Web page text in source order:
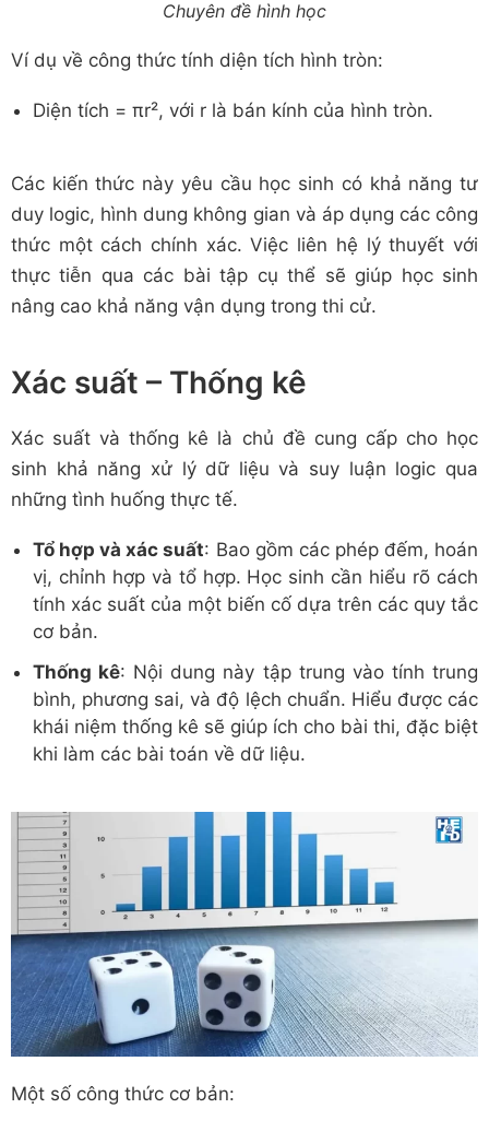
Chuyên đề hình học
Ví dụ về công thức tính diện tích hình tròn:
Diện tích = πr², với r là bán kính của hình tròn.
Các kiến thức này yêu cầu học sinh có khả năng tư
duy logic, hình dung không gian và áp dụng các công
thức một cách chính xác. Việc liên hệ lý thuyết với
thực tiễn qua các bài tập cụ thể sẽ giúp học sinh
nâng cao khả năng vận dụng trong thi cử.
Xác suất – Thống kê
Xác suất và thống kê là chủ đề cung cấp cho học
sinh khả năng xử lý dữ liệu và suy luận logic qua
những tình huống thực tế.
Tổ hợp và xác suất: Bao gồm các phép đếm, hoán
vị, chỉnh hợp và tổ hợp. Học sinh cần hiểu rõ cách
tính xác suất của một biến cố dựa trên các quy tắc
cơ bản.
Thống kê: Nội dung này tập trung vào tính trung
bình, phương sai, và độ lệch chuẩn. Hiểu được các
khái niệm thống kê sẽ giúp ích cho bài thi, đặc biệt
khi làm các bài toán về dữ liệu.
Một số công thức cơ bản: